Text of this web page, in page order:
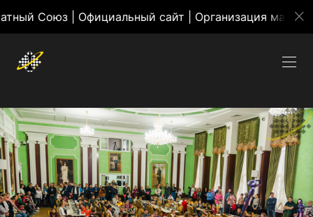
| Официальный сайт | Организация массовых